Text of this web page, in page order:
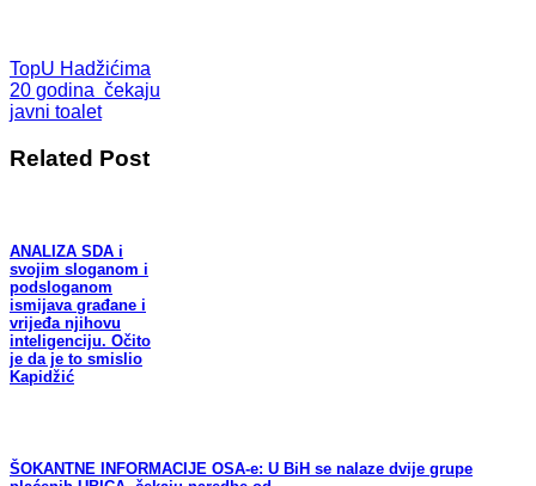
TopU Hadžićima
20 godina čekaju
javni toalet
Related Post
ANALIZA SDA i
svojim sloganom i
podsloganom
ismijava građane i
vrijeđa njihovu
inteligenciju. Očito
je da je to smislio
Kapidžić
ŠOKANTNE INFORMACIJE OSA-e: U BiH se nalaze dvije grupe